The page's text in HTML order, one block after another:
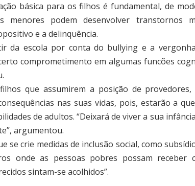
básica para os filhos é fundamental, de
menores podem desenvolver transtornos
e a delinquência.
da escola por conta do bullying e a
comprometimento em algumas funcões
que assumirem a posição de
nas suas vidas, pois, estarão a
de adultos. “Deixará de viver a sua
argumentou.
se crie medidas de inclusão social, como
onde as pessoas pobres possam receber
sintam-se acolhidos”.